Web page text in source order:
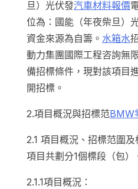
旦）光伏發汽車材料報價
位為：國能（年夜柴旦）
資金來源為自籌。 水箱水
動力集團國際工程咨詢無
備招標條件，現對該項目
開招標。
2.項目概況與招標范BMW
2.1 項目概況、招標范圍
項目共劃分1個標段（包）
2.1.1項目概況：